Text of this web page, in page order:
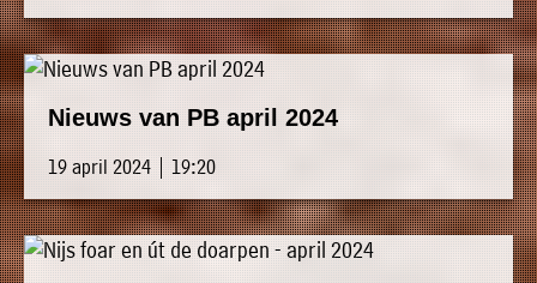
Nieuws van PB april 2024
19 april 2024 | 19:20